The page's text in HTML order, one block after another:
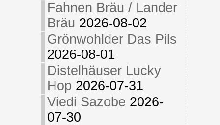
Fahnen Bräu / Lander
Bräu 2026-08-02
Grönwohlder Das Pils
2026-08-01
Distelhäuser Lucky
Hop 2026-07-31
Viedi Sazobe 2026-
07-30